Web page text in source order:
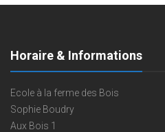
Horaire & Informations
Ecole à la ferme des Bois
Sophie Boudry
Aux Bois 1